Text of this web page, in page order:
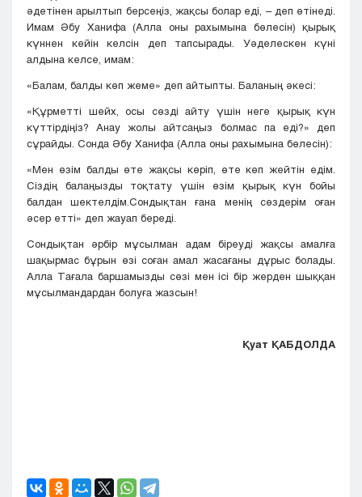
әдетінен арылтып берсеңіз, жақсы болар еді, – деп өтінеді.
Имам Әбу Ханифа (Алла оны рахымына бөлесін) қырық
күннен кейін келсін деп тапсырады. Уәделескен күні
алдына келсе, имам:
«Балам, балды көп жеме» деп айтыпты. Баланың әкесі:
«Құрметті шейх, осы сөзді айту үшін неге қырық күн
күттірдіңіз? Анау жолы айтсаңыз болмас па еді?» деп
сұрайды. Сонда Әбу Ханифа (Алла оны рахымына бөлесін):
«Мен өзім балды өте жақсы көріп, өте көп жейтін едім.
Сіздің балаңызды тоқтату үшін өзім қырық күн бойы
балдан шектелдім.Сондықтан ғана менің сөздерім оған
әсер етті» деп жауап береді.
Сондықтан әрбір мұсылман адам біреуді жақсы амалға
шақырмас бұрын өзі соған амал жасағаны дұрыс болады.
Алла Тағала баршамызды сөзі мен ісі бір жерден шыққан
мұсылмандардан болуға жазсын!
Қуат ҚАБДОЛДА